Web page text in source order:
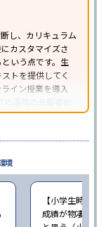
ート調査方法
し、カリキュラム
カスタマイズさ
いう点です。生
トを提供してく
イン授業を導入
活用の先駆者的
【小学生時の通
成績が物凄く悪
境